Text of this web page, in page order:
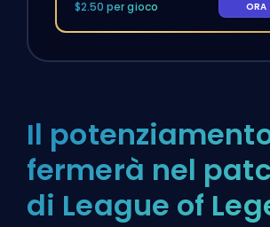
$2.50 per gioco
ORA
Il
fermerà nel
di League of